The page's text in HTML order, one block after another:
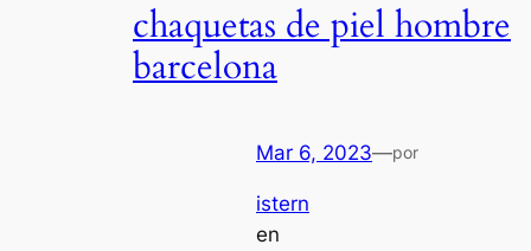
chaquetas de piel hombre
barcelona
Mar 6, 2023—por
istern
en